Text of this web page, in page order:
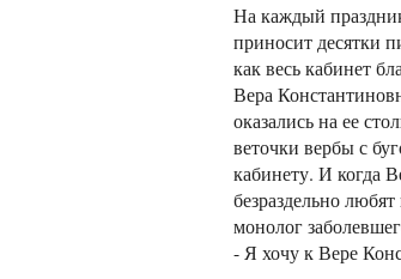
На каждый
приносит десятки
как весь кабинет
Вера
оказались на ее
веточки вербы с
кабинету. И когда
безраздельно
монолог
- Я хочу к Вере